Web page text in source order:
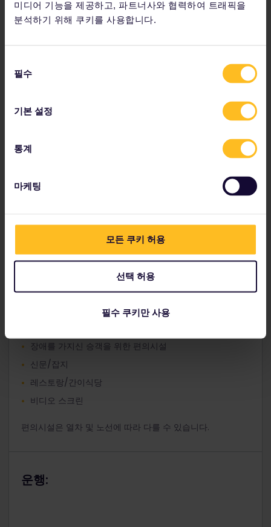
미디어 기능을 제공하고, 파트너사와 협력하여 트래픽을
분석하기 위해 쿠키를 사용합니다.
필수
기본 설정
통계
마케팅
모든 쿠키 허용
선택 허용
필수 쿠키만 사용
수령(주문당 €5.90). 열차 번호를 제시해야 합니다.
2등석(Elige Estándar): €10.00
이 열차를 이용하는 만 4세 미만의 어린이는 티켓(무료)이 필
오디오 시스템
장애를 가지신 승객을 위한 편의시설
신문/잡지
레스토랑/간이식당
비디오 스크린
편의시설은 열차 및 노선에 따라 다를 수 있습니다.
운행: